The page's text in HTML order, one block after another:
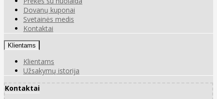
Dovanų kuponai
Svetainės medis
Kontaktai
Klientams
Klientams
Užsakymų istorija
Kontaktai